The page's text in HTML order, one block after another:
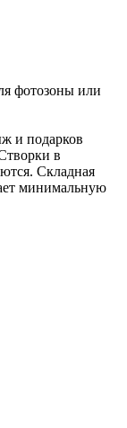
фотозоны или
и подарков
в
Складная
минимальную